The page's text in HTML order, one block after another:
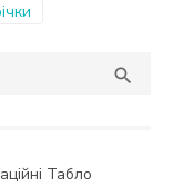

Табло